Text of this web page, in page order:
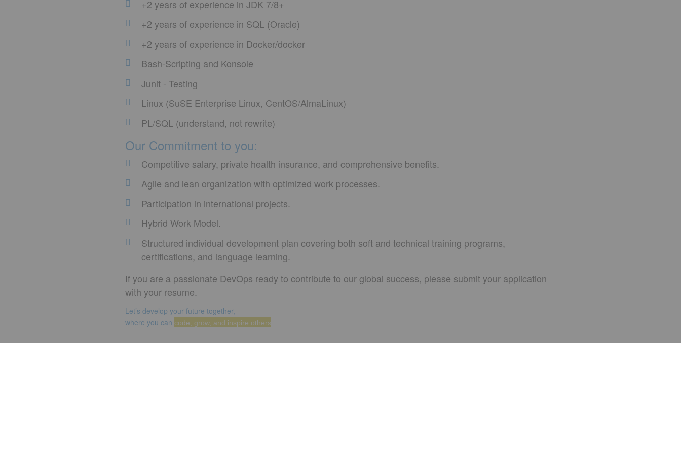
+2 years of experience in JDK 7/8+
+2 years of experience in SQL (Oracle)
+2 years of experience in Docker/docker
Bash-Scripting and Konsole
Junit - Testing
Linux (SuSE Enterprise Linux, CentOS/AlmaLinux)
PL/SQL (understand, not rewrite)
Our Commitment to you:
Competitive salary, private health insurance, and comprehensive benefits.
Agile and lean organization with optimized work processes.
Participation in international projects.
Hybrid Work Model.
Structured individual development plan covering both soft and technical training programs,
certifications, and language learning.
If you are a passionate DevOps ready to contribute to our global success, please submit your application
with your resume.
Let’s develop your future together,
where you can code, grow, and inspire others